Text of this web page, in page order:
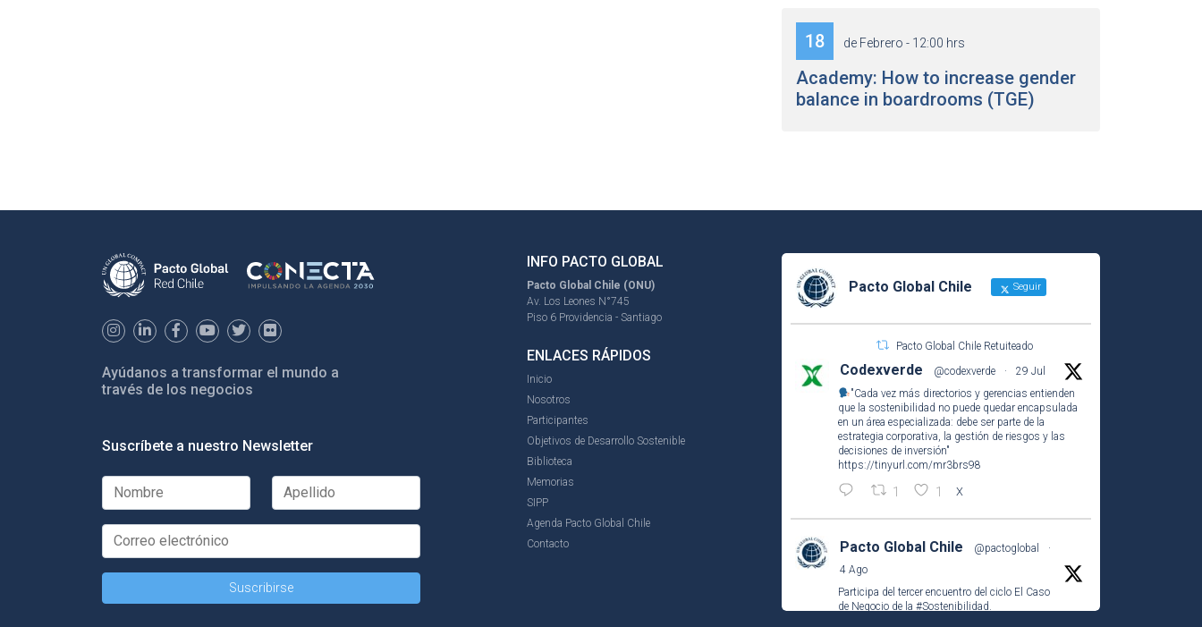
18 de Febrero - 12:00 hrs
Academy: How to increase gender
balance in boardrooms (TGE)
Ayúdanos a transformar el mundo a
través de los negocios
Suscríbete a nuestro Newsletter
INFO PACTO GLOBAL
Pacto Global Chile (ONU)
Av. Los Leones N°745
Piso 6 Providencia - Santiago
ENLACES RÁPIDOS
Inicio
Nosotros
Participantes
Objetivos de Desarrollo Sostenible
Biblioteca
Memorias
SIPP
Agenda Pacto Global Chile
Contacto
Pacto Global Chile Seguir
Pacto Global Chile Retuiteado
Codexverde @codexverde ·
29 Jul
"Cada vez más directorios y gerencias entienden
que la sostenibilidad no puede quedar encapsulada
en un área especializada: debe ser parte de la
estrategia corporativa, la gestión de riesgos y las
decisiones de inversión"
https://tinyurl.com/mr3brs98
1 1 X
Pacto Global Chile @pactoglobal
·
4 Ago
Participa del tercer encuentro del ciclo El Caso
de Negocio de la #Sostenibilidad.